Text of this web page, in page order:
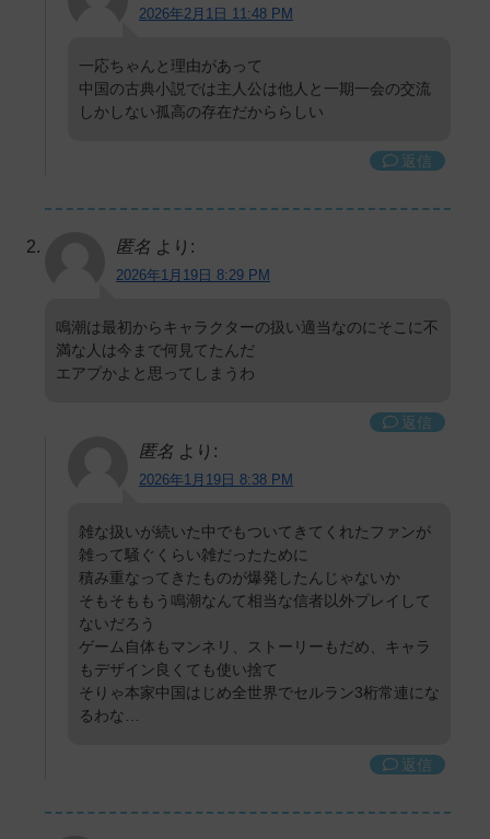
2026年2月1日 11:48 PM
一応ちゃんと理由があって
中国の古典小説では主人公は他人と一期一会の交流
しかしない孤高の存在だかららしい
返信
匿名 より:
2026年1月19日 8:29 PM
鳴潮は最初からキャラクターの扱い適当なのにそこに不
満な人は今まで何見てたんだ
エアプかよと思ってしまうわ
返信
匿名 より:
2026年1月19日 8:38 PM
雑な扱いが続いた中でもついてきてくれたファンが
雑って騒ぐくらい雑だったために
積み重なってきたものが爆発したんじゃないか
そもそももう鳴潮なんて相当な信者以外プレイして
ないだろう
ゲーム自体もマンネリ、ストーリーもだめ、キャラ
もデザイン良くても使い捨て
そりゃ本家中国はじめ全世界でセルラン3桁常連にな
るわな…
返信